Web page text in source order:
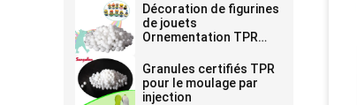
Décoration de figurines
de jouets
Ornementation TPR
Granules certifiés TPR
pour le moulage par
injection